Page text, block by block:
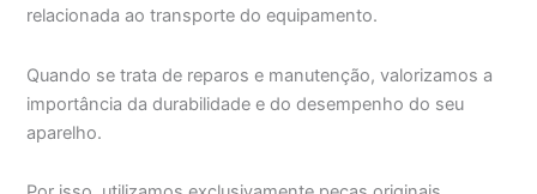
relacionada ao transporte do equipamento.
Quando se trata de reparos e manutenção, valorizamos a
importância da durabilidade e do desempenho do seu
aparelho.